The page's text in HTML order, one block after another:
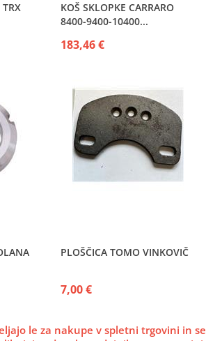
TRX
KOŠ SKLOPKE CARRARO
8400-9400-10400...
183,46 €
PLOŠČICA TOMO VINKOVIČ
7,00 €
le za nakupe v spletni trgovini in se